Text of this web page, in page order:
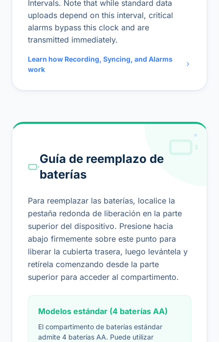
Intervals. Note that while standard data
uploads depend on this interval, critical
alarms bypass this clock and are
transmitted immediately.
Learn how Recording, Syncing, and Alarms
work
Guía de reemplazo de
baterías
Para reemplazar las baterías, localice la
pestaña redonda de liberación en la parte
superior del dispositivo. Presione hacia
abajo firmemente sobre este punto para
liberar la cubierta trasera, luego levántela y
retírela comenzando desde la parte
superior para acceder al compartimento.
Modelos estándar (4 baterías AA)
El compartimento de baterías estándar
admite 4 baterías AA. Puede utilizar